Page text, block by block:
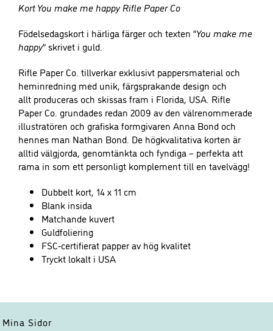
Kort You make me happy Rifle Paper Co
Födelsedagskort i härliga färger och texten ”You make me
happy” skrivet i guld.
Rifle Paper Co. tillverkar exklusivt pappersmaterial och
heminredning med unik, färgsprakande design och
allt produceras och skissas fram i Florida, USA. Rifle
Paper Co. grundades redan 2009 av den välrenommerade
illustratören och grafiska formgivaren Anna Bond och
hennes man Nathan Bond. De högkvalitativa korten är
alltid välgjorda, genomtänkta och fyndiga – perfekta att
rama in som ett personligt komplement till en tavelvägg!
Dubbelt kort, 14 x 11 cm
Blank insida
Matchande kuvert
Guldfoliering
FSC-certifierat papper av hög kvalitet
Tryckt lokalt i USA
Mina Sidor
hemsidans
och
uppbyggnad,
hur
hemsidan
används.
Upplevelse
För att vår
hemsida ska
bra som
möjligt under
ditt besök.
Om du nekar
dessa
cookies
att försvinna
från